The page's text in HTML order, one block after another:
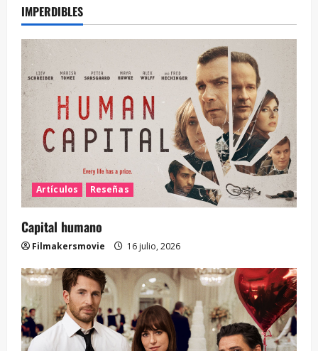
IMPERDIBLES
Artículos Reseñas
Capital humano
Filmakersmovie 16 julio, 2026